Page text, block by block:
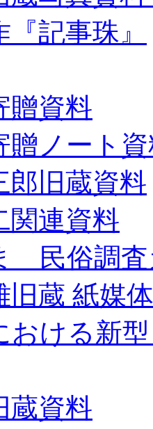
記事珠』
贈資料
贈ノート
郎旧蔵資料
関連資料
民俗調査
旧蔵 紙媒
おける新
蔵資料